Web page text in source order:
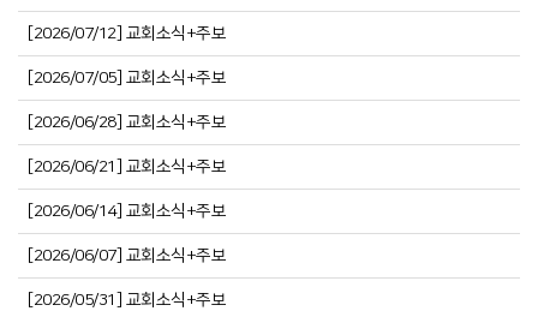
[2026/07/12] 교회소식+주보
[2026/07/05] 교회소식+주보
[2026/06/28] 교회소식+주보
[2026/06/21] 교회소식+주보
[2026/06/14] 교회소식+주보
[2026/06/07] 교회소식+주보
[2026/05/31] 교회소식+주보